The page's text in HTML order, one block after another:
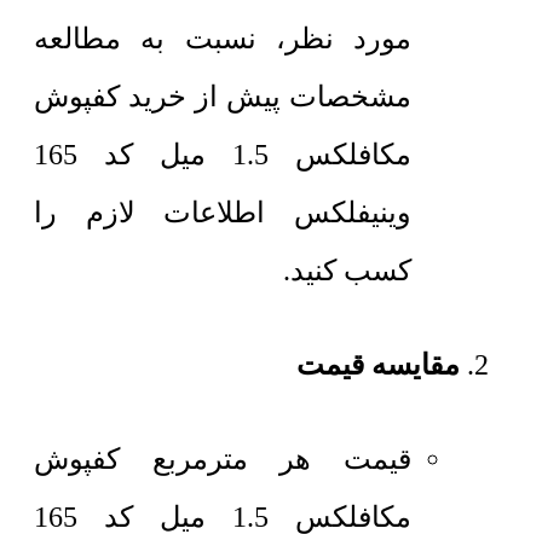
مورد نظر، نسبت به مطالعه
مشخصات پیش از خرید کفپوش
مکافلکس 1.5 میل کد 165
وینیفلکس اطلاعات لازم را
کسب کنید.
مقایسه قیمت
قیمت هر مترمربع کفپوش
مکافلکس 1.5 میل کد 165